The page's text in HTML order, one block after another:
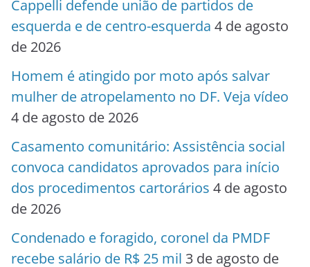
Cappelli defende união de partidos de
esquerda e de centro-esquerda 4 de agosto
de 2026
Homem é atingido por moto após salvar
mulher de atropelamento no DF. Veja vídeo
4 de agosto de 2026
Casamento comunitário: Assistência social
convoca candidatos aprovados para início
dos procedimentos cartorários 4 de agosto
de 2026
Condenado e foragido, coronel da PMDF
recebe salário de R$ 25 mil 3 de agosto de